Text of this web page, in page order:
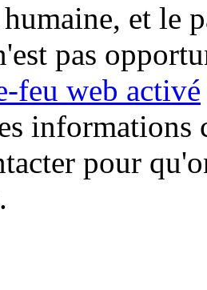
et le
pas
feu web activé
informations
pour